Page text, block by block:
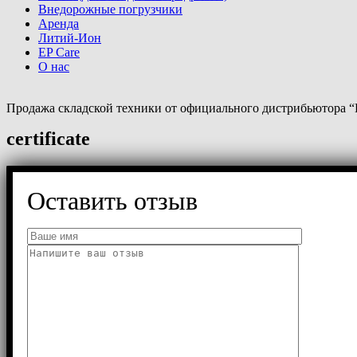
Внедорожные погрузчики
Аренда
Литий-Ион
EP Care
О нас
Продажа складской техники от официального дистрибьютора
certificate
Оставить отзыв